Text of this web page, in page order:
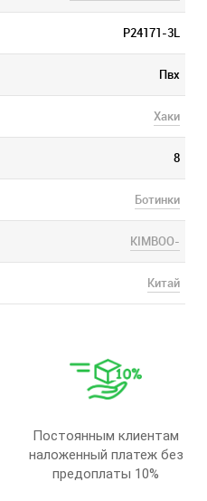
P24171-3L
Пвх
Хаки
8
Ботинки
KIMBOO-
Китай
Постоянным клиентам
наложенный платеж без
предоплаты 10%